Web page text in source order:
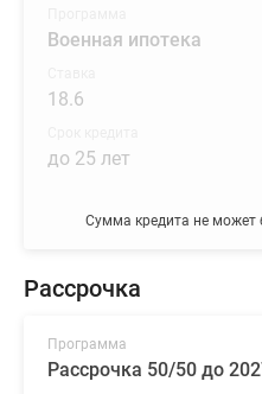
Сумма кредита не может
Военная ипотека
18.6
до 25 лет
Рассрочка
Программа